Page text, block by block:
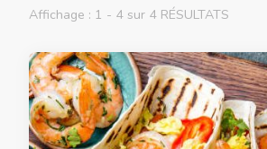
Affichage : 1 - 4 sur 4 RÉSULTATS